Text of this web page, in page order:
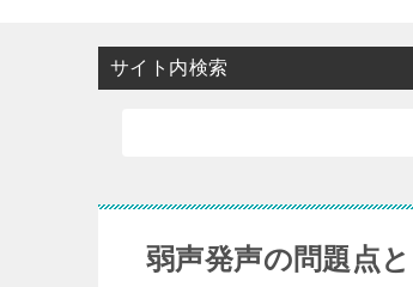
サイト内検索
弱声発声の問題点